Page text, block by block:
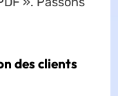
des clients